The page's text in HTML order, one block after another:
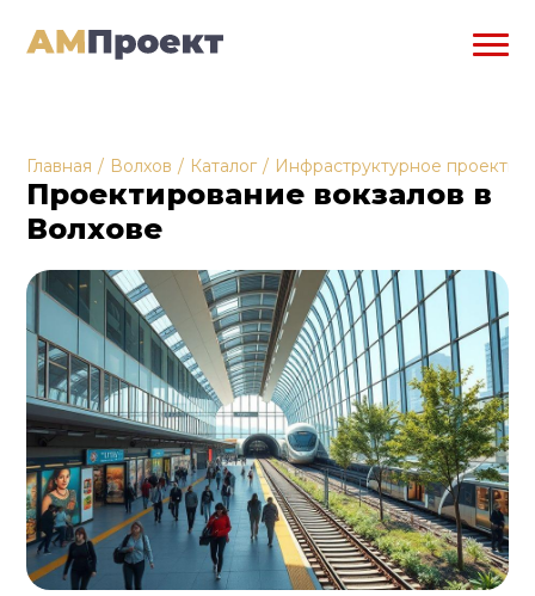
Главная / Волхов / Каталог / Инфраструктурное
Проектирование вокзалов в
Волхове